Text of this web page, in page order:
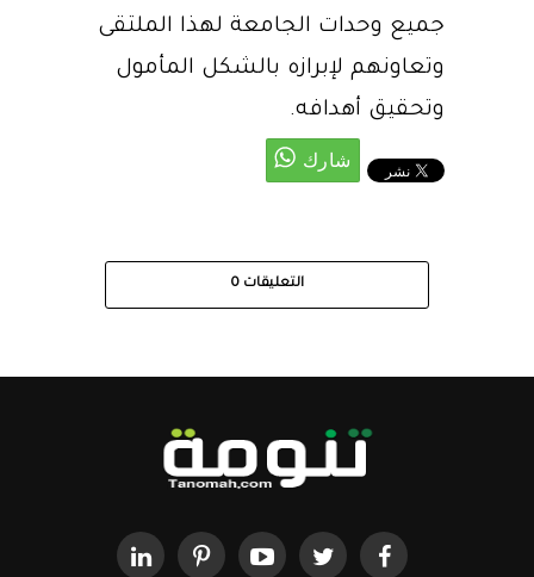
جميع وحدات الجامعة لهذا الملتقى
وتعاونهم لإبرازه بالشكل المأمول
وتحقيق أهدافه.
التعليقات 0